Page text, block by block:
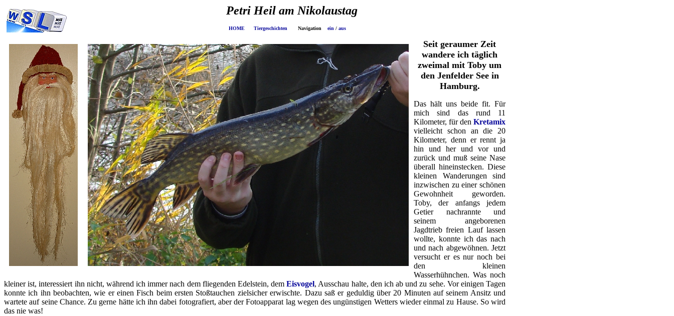
Petri Heil am Nikolaustag
HOME Tiergeschichten Navigation ein / aus
Seit geraumer Zeit
wandere ich täglich
zweimal mit Toby um
den Jenfelder See in
Hamburg.
Das hält uns beide fit. Für
mich sind das rund 11
Kilometer, für den Kretamix
vielleicht schon an die 20
Kilometer, denn er rennt ja
hin und her und vor und
zurück und muß seine Nase
überall hineinstecken. Diese
kleinen Wanderungen sind
inzwischen zu einer schönen
Gewohnheit geworden.
Toby, der anfangs jedem
Getier nachrannte und
seinem angeborenen
Jagdtrieb freien Lauf lassen
wollte, konnte ich das nach
und nach abgewöhnen. Jetzt
versucht er es nur noch bei
den kleinen
Wasserhühnchen. Was noch
kleiner ist, interessiert ihn nicht, während ich immer nach dem fliegenden Edelstein, demEisvogel, Ausschau halte, den ich ab und zu sehe. Vor einigen Tagen
konnte ich ihn beobachten, wie er einen Fisch beim ersten Stoßtauchen zielsicher erwischte. Dazu saß er geduldig über 20 Minuten auf seinem Ansitz und
wartete auf seine Chance. Zu gerne hätte ich ihn dabei fotografiert, aber der Fotoapparat lag wegen des ungünstigen Wetters wieder einmal zu Hause. So wird
das nie was!